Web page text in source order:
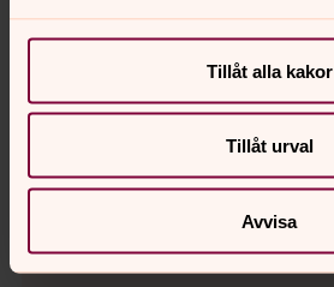
Tillåt alla kakor
Tillåt urval
Avvisa